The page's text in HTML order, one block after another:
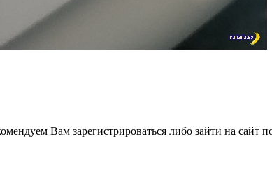
Вам зарегистрироваться либо зайти на сайт